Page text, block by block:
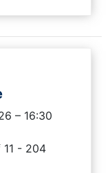
– 16:30
- 204